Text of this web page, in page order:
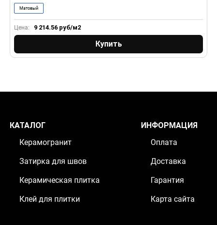
Цена: 9 214.56 руб/м2
Купить
Матовый
КАТАЛОГ
Керамогранит
Затирка для швов
Керамическая плитка
Клей для плитки
ИНФОРМАЦИЯ
Оплата
Доставка
Гарантия
Карта сайта